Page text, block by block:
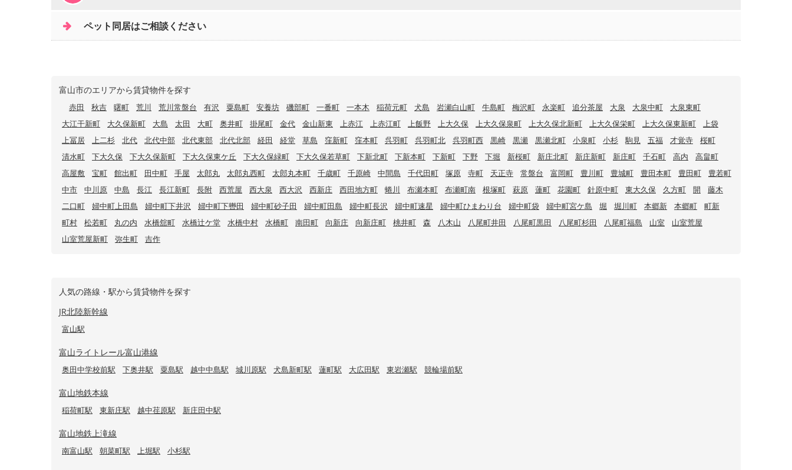
ペット同居はご相談ください
富山市のエリアから賃貸物件を探す
赤田 秋吉 曙町 荒川 荒川常盤台 有沢 粟島町 安養坊 磯部町 一番町 一本木 稲荷元町 犬島 岩瀬白山町 牛島町 梅沢町 永楽町 追分茶屋 大泉 大泉中町
大泉東町
大江干新町
大久保新町 大島 太田 大町 奥井町 掛尾町 金代 金山新東 上赤江 上赤江町 上飯野 上大久保 上大久保泉町 上大久保北新町 上大久保栄町 上大久保東新町
上袋
上冨居
上二杉 北代 北代中部 北代東部 北代北部 経田 経堂 草島 窪新町 窪本町 呉羽町 呉羽町北 呉羽町西 黒崎 黒瀬 黒瀬北町 小泉町 小杉 駒見 五福 才覚寺
桜町
清水町
下大久保 下大久保新町 下大久保東ケ丘 下大久保緑町 下大久保若草町 下新北町 下新本町 下新町 下野 下堀 新桜町 新庄北町 新庄新町 新庄町 千石町 高内
高畠町
高屋敷
宝町 館出町 田中町 手屋 太郎丸 太郎丸西町 太郎丸本町 千歳町 千原崎 中間島 千代田町 塚原 寺町 天正寺 常盤台 富岡町 豊川町 豊城町 豊田本町 豊田町
豊若町
中市
中川原 中島 長江 長江新町 長附 西荒屋 西大泉 西大沢 西新庄 西田地方町 蜷川 布瀬本町 布瀬町南 根塚町 萩原 蓮町 花園町 針原中町 東大久保 久方町 開
藤木
二口町
婦中町上田島 婦中町下井沢 婦中町下轡田 婦中町砂子田 婦中町田島 婦中町長沢 婦中町速星 婦中町ひまわり台 婦中町袋 婦中町宮ケ島 堀 堀川町 本郷新 本郷町
町新
町村
松若町 丸の内 水橋舘町 水橋辻ケ堂 水橋中村 水橋町 南田町 向新庄 向新庄町 桃井町 森 八木山 八尾町井田 八尾町黒田 八尾町杉田 八尾町福島 山室
山室荒屋
山室荒屋新町
弥生町 吉作
人気の路線・駅から賃貸物件を探す
JR北陸新幹線
富山駅
富山ライトレール富山港線
奥田中学校前駅 下奥井駅 粟島駅 越中中島駅 城川原駅 犬島新町駅 蓮町駅 大広田駅 東岩瀬駅 競輪場前駅
富山地鉄本線
稲荷町駅 東新庄駅 越中荏原駅 新庄田中駅
富山地鉄上滝線
南富山駅 朝菜町駅 上堀駅 小杉駅